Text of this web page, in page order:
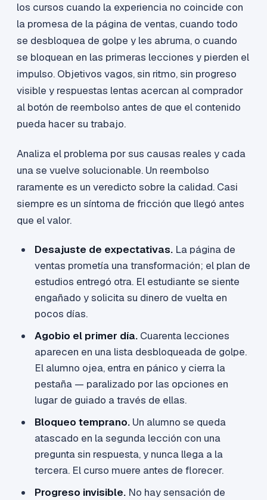
los cursos cuando la experiencia no coincide con
la promesa de la página de ventas, cuando todo
se desbloquea de golpe y les abruma, o cuando
se bloquean en las primeras lecciones y pierden el
impulso. Objetivos vagos, sin ritmo, sin progreso
visible y respuestas lentas acercan al comprador
al botón de reembolso antes de que el contenido
pueda hacer su trabajo.
Analiza el problema por sus causas reales y cada
una se vuelve solucionable. Un reembolso
raramente es un veredicto sobre la calidad. Casi
siempre es un síntoma de fricción que llegó antes
que el valor.
Desajuste de expectativas. La página de
ventas prometía una transformación; el plan de
estudios entregó otra. El estudiante se siente
engañado y solicita su dinero de vuelta en
pocos días.
Agobio el primer día. Cuarenta lecciones
aparecen en una lista desbloqueada de golpe.
El alumno ojea, entra en pánico y cierra la
pestaña — paralizado por las opciones en
lugar de guiado a través de ellas.
Bloqueo temprano. Un alumno se queda
atascado en la segunda lección con una
pregunta sin respuesta, y nunca llega a la
tercera. El curso muere antes de florecer.
Progreso invisible. No hay sensación de